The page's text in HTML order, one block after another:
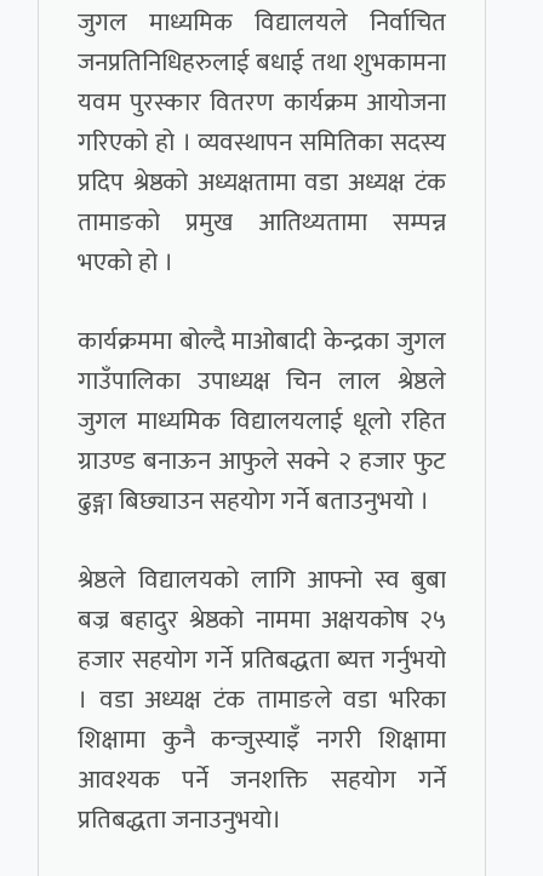
जुगल माध्यमिक विद्यालयले निर्वाचित
जनप्रतिनिधिहरुलाई बधाई तथा शुभकामना
यवम पुरस्कार वितरण कार्यक्रम आयोजना
गरिएको हो । व्यवस्थापन समितिका सदस्य
प्रदिप श्रेष्ठको अध्यक्षतामा वडा अध्यक्ष टंक
तामाङको प्रमुख आतिथ्यतामा सम्पन्न
भएको हो ।
कार्यक्रममा बोल्दै माओबादी केन्द्रका जुगल
गाउँपालिका उपाध्यक्ष चिन लाल श्रेष्ठले
जुगल माध्यमिक विद्यालयलाई धूलो रहित
ग्राउण्ड बनाऊन आफुले सक्ने २ हजार फुट
ढुङ्गा बिछ्याउन सहयोग गर्ने बताउनुभयो ।
श्रेष्ठले विद्यालयको लागि आफ्नो स्व बुबा
बज्र बहादुर श्रेष्ठको नाममा अक्षयकोष २५
हजार सहयोग गर्ने प्रतिबद्धता ब्यत्त गर्नुभयो
। वडा अध्यक्ष टंक तामाङले वडा भरिका
शिक्षामा कुनै कन्जुस्याइँ नगरी शिक्षामा
आवश्यक पर्ने जनशक्ति सहयोग गर्ने
प्रतिबद्धता जनाउनुभयो।